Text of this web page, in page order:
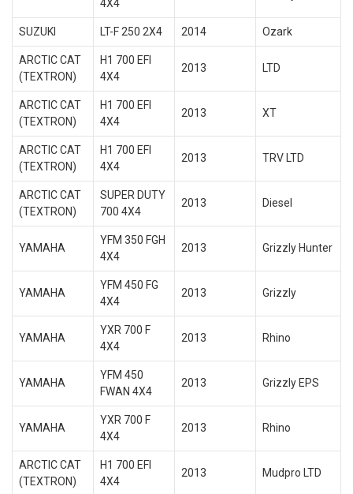
4X4
SUZUKI LT-F 250 2X4 2014 Ozark
ARCTIC CAT
(TEXTRON)
H1 700 EFI
4X4
2013 LTD
ARCTIC CAT
(TEXTRON)
H1 700 EFI
4X4
2013 XT
ARCTIC CAT
(TEXTRON)
H1 700 EFI
4X4
2013 TRV LTD
ARCTIC CAT
(TEXTRON)
SUPER DUTY
700 4X4
2013 Diesel
YAMAHA
YFM 350 FGH
4X4
2013 Grizzly Hunter
YAMAHA
YFM 450 FG
4X4
2013 Grizzly
YAMAHA
YXR 700 F
4X4
2013 Rhino
YAMAHA
YFM 450
FWAN 4X4
2013 Grizzly EPS
YAMAHA
YXR 700 F
4X4
2013 Rhino
ARCTIC CAT
(TEXTRON)
H1 700 EFI
4X4
2013 Mudpro LTD